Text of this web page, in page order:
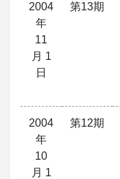
2004
年
11
月 1
日
第13期
2004
年
10
月 1
第12期